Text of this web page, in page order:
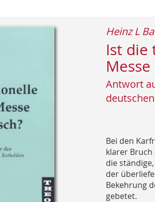
Ist die
Antwort
Heinz L
Bei den
klarer
die
der
Bekehrung
gebetet.